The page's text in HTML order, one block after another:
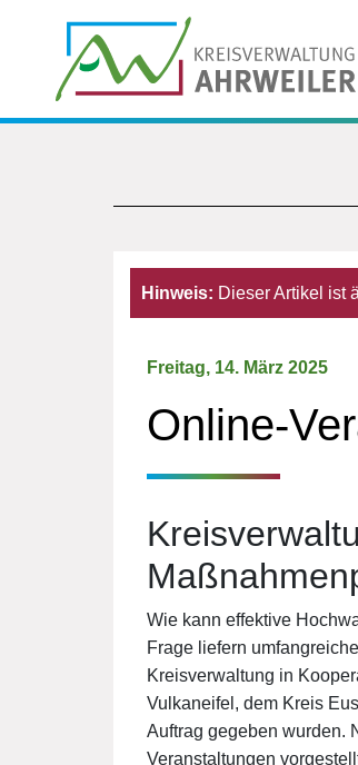
Hinweis: Dieser Artikel ist
Freitag, 14. März 2025
Online-
Wie kann effektive
Frage liefern
Kreisverwaltung in
Vulkaneifel, dem Kreis
Auftrag gegeben wurden.
Veranstaltungen